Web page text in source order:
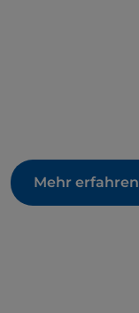
Mehr erfahren